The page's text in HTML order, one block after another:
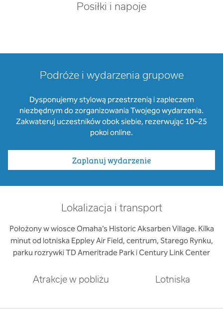
Posiłki i napoje
Podróże i wydarzenia grupowe
Dysponujemy stylową przestrzenią i zapleczem
niezbędnym do zorganizowania Twojego wydarzenia.
Zakwateruj uczestników obok siebie, rezerwując 10–25
pokoi online.
Zaplanuj wydarzenie
Lokalizacja i transport
Położony w wiosce Omaha’s Historic Aksarben Village. Kilka
minut od lotniska Eppley Air Field, centrum, Starego Rynku,
parku rozrywki TD Ameritrade Park i Century Link Center
Atrakcje w pobliżu Lotniska